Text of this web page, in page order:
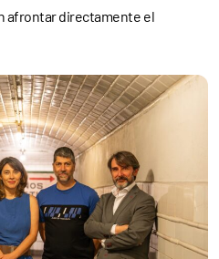
afrontar directamente el